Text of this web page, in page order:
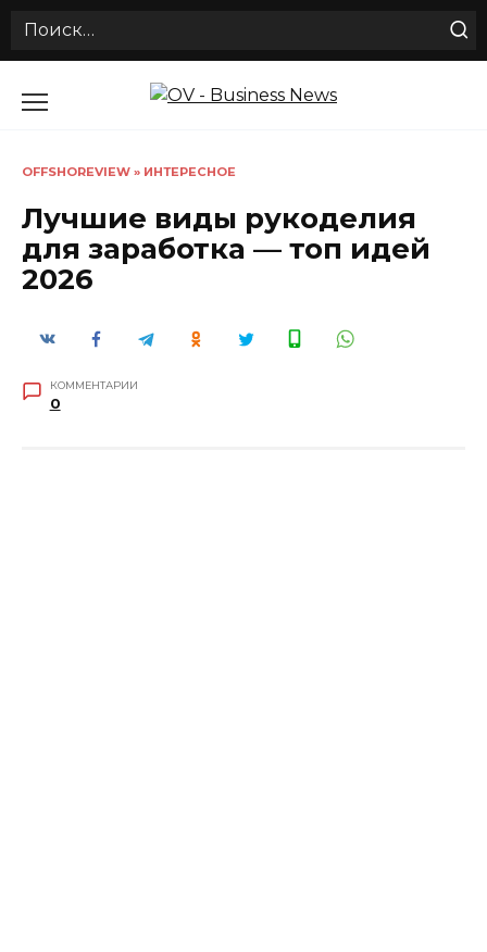
Search
OFFSHOREVIEW » ИНТЕРЕСНОЕ
Лучшие виды рукоделия
для заработка — топ идей
2026
КОММЕНТАРИИ
0